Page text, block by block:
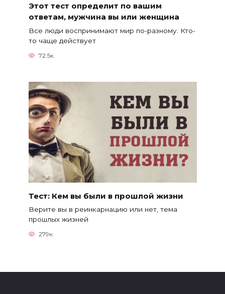
Этот тест определит по вашим
ответам, мужчина вы или женщина
Все люди воспринимают мир по-разному. Кто-
то чаще действует
72.5к.
Тест: Кем вы были в прошлой жизни
Верите вы в реинкарнацию или нет, тема
прошлых жизней
279к.